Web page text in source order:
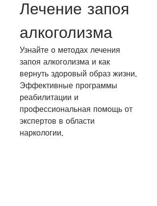
Лечение запоя
алкоголизма
Узнайте о методах лечения
запоя алкоголизма и как
вернуть здоровый образ жизни.
Эффективные программы
реабилитации и
профессиональная помощь от
экспертов в области
наркологии.